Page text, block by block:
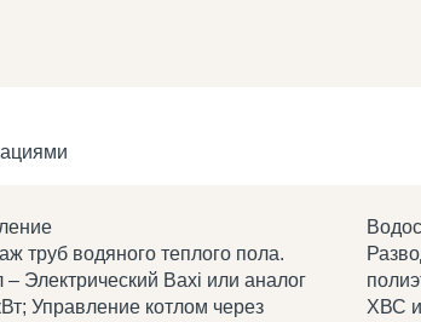
труб водяного теплого пола.
– Электрический Baxi или аналог
Управление котлом через
ХВС и